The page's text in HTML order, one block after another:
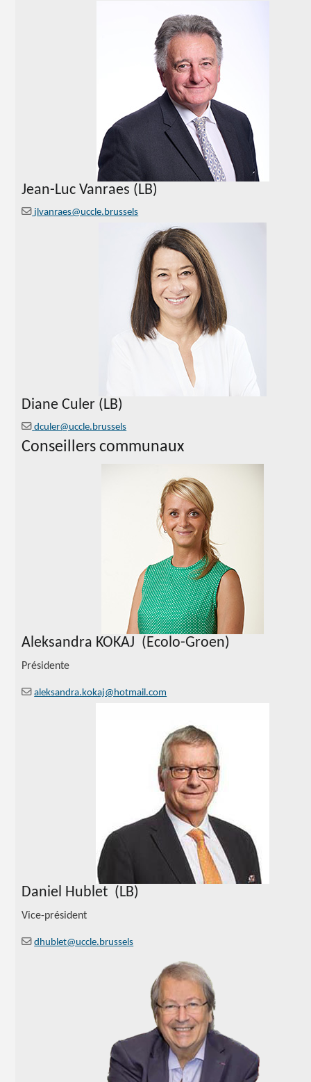
Jean-Luc Vanraes (LB)
jlvanraes@uccle.brussels
Diane Culer (LB)
dculer@uccle.brussels
Conseillers communaux
Aleksandra KOKAJ (Ecolo-Groen)
Présidente
aleksandra.kokaj@hotmail.com
Daniel Hublet (LB)
Vice-président
dhublet@uccle.brussels